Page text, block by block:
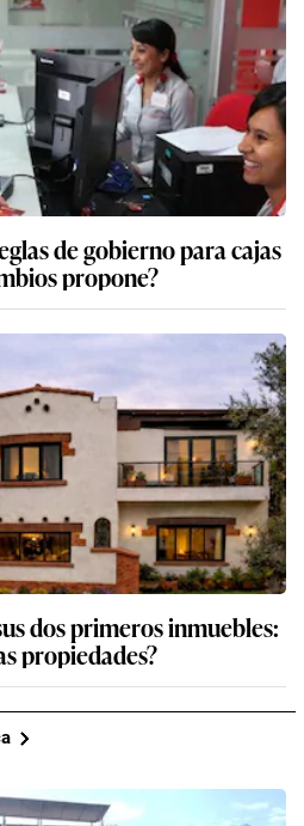
de gobierno para cajas
propone?
dos primeros inmuebles:
propiedades?